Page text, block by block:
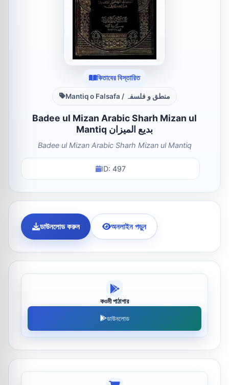
কিতাবের বিস্তারিত
Mantiq o Falsafa / منطق و فلسفہ
Badee ul Mizan Arabic Sharh Mizan ul
Mantiq بدیع المیزان
Badee ul Mizan Arabic Sharh Mizan ul Mantiq
ID: 497
ডাউনলোড করুন অনলাইন পড়ুন
কওমী পাঠাগার
ডাউনলোড